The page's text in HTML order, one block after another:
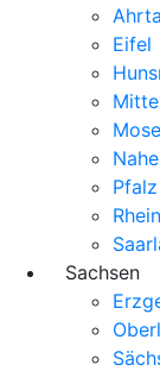
Eifel
Pfalz
Sachsen